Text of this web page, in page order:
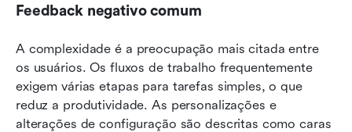
Feedback negativo comum
A complexidade é a preocupação mais citada entre
os usuários. Os fluxos de trabalho frequentemente
exigem várias etapas para tarefas simples, o que
reduz a produtividade. As personalizações e
alterações de configuração são descritas como caras